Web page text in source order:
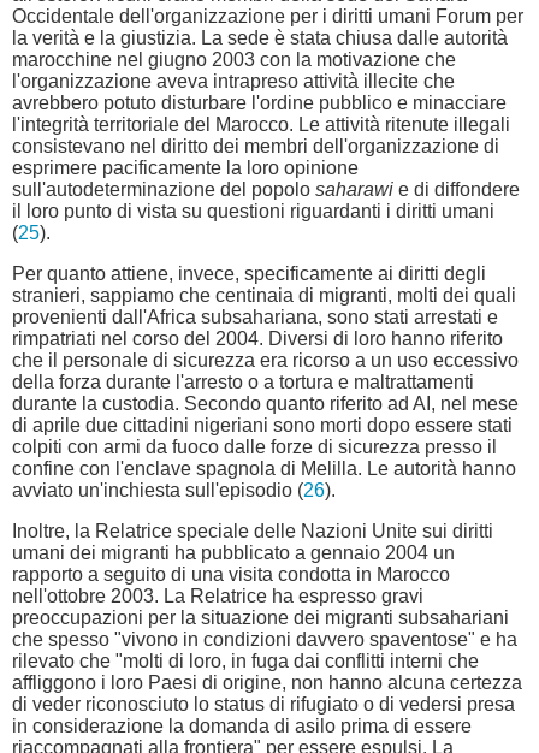
Occidentale dell'organizzazione per i diritti umani Forum per
la verità e la giustizia. La sede è stata chiusa dalle autorità
marocchine nel giugno 2003 con la motivazione che
l'organizzazione aveva intrapreso attività illecite che
avrebbero potuto disturbare l'ordine pubblico e minacciare
l'integrità territoriale del Marocco. Le attività ritenute illegali
consistevano nel diritto dei membri dell'organizzazione di
esprimere pacificamente la loro opinione
sull'autodeterminazione del popolo saharawi e di diffondere
il loro punto di vista su questioni riguardanti i diritti umani
(25).
Per quanto attiene, invece, specificamente ai diritti degli
stranieri, sappiamo che centinaia di migranti, molti dei quali
provenienti dall'Africa subsahariana, sono stati arrestati e
rimpatriati nel corso del 2004. Diversi di loro hanno riferito
che il personale di sicurezza era ricorso a un uso eccessivo
della forza durante l'arresto o a tortura e maltrattamenti
durante la custodia. Secondo quanto riferito ad AI, nel mese
di aprile due cittadini nigeriani sono morti dopo essere stati
colpiti con armi da fuoco dalle forze di sicurezza presso il
confine con l'enclave spagnola di Melilla. Le autorità hanno
avviato un'inchiesta sull'episodio (26).
Inoltre, la Relatrice speciale delle Nazioni Unite sui diritti
umani dei migranti ha pubblicato a gennaio 2004 un
rapporto a seguito di una visita condotta in Marocco
nell'ottobre 2003. La Relatrice ha espresso gravi
preoccupazioni per la situazione dei migranti subsahariani
che spesso "vivono in condizioni davvero spaventose" e ha
rilevato che "molti di loro, in fuga dai conflitti interni che
affliggono i loro Paesi di origine, non hanno alcuna certezza
di veder riconosciuto lo status di rifugiato o di vedersi presa
in considerazione la domanda di asilo prima di essere
riaccompagnati alla frontiera" per essere espulsi. La